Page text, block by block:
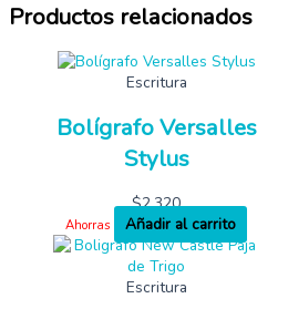
Productos relacionados
Escritura
Bolígrafo Versalles
Stylus
$2,320
Ahorras Añadir al carrito
Escritura